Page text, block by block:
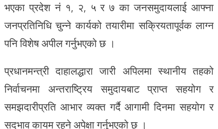
भएका प्रदेश नं १, २, ५ र ७ का जनसमुदायलाई आफ्ना
जनप्रतिनिधि चुन्ने कार्यको तयारीमा सक्रियतापूर्वक लाग्न
पनि विशेष अपील गर्नुभएको छ ।
प्रधानमन्त्री दाहालद्धारा जारी अपिलमा स्थानीय तहको
निर्वाचनमा अन्तराष्ट्रिय समुदायबाट प्राप्त सहयोग र
समझदारीप्रति आभार व्यक्त गर्दै आगामी दिनमा सहयोग र
सदभाव कायम रहने अपेक्षा गर्नुभएको छ ।